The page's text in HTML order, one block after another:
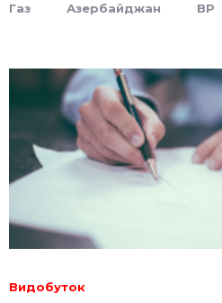
Газ Азербайджан BP
Видобуток